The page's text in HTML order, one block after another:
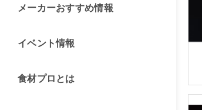
メーカーおすすめ情報
イベント情報
食材プロとは